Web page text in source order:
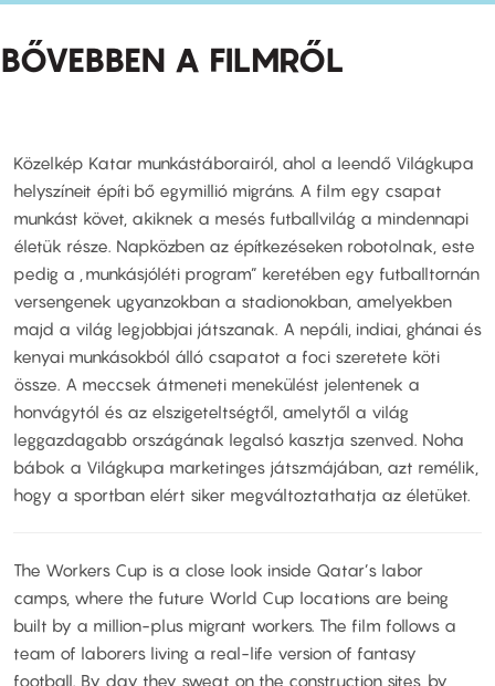
BŐVEBBEN A FILMRŐL
Közelkép Katar munkástáborairól, ahol a leendő Világkupa
helyszíneit építi bő egymillió migráns. A film egy csapat
munkást követ, akiknek a mesés futballvilág a mindennapi
életük része. Napközben az építkezéseken robotolnak, este
pedig a „munkásjóléti program” keretében egy futballtornán
versengenek ugyanzokban a stadionokban, amelyekben
majd a világ legjobbjai játszanak. A nepáli, indiai, ghánai és
kenyai munkásokból álló csapatot a foci szeretete köti
össze. A meccsek átmeneti menekülést jelentenek a
honvágytól és az elszigeteltségtől, amelytől a világ
leggazdagabb országának legalsó kasztja szenved. Noha
bábok a Világkupa marketinges játszmájában, azt remélik,
hogy a sportban elért siker megváltoztathatja az életüket.
The Workers Cup is a close look inside Qatar’s labor
camps, where the future World Cup locations are being
built by a million-plus migrant workers. The film follows a
team of laborers living a real-life version of fantasy
football. By day they sweat on the construction sites, by